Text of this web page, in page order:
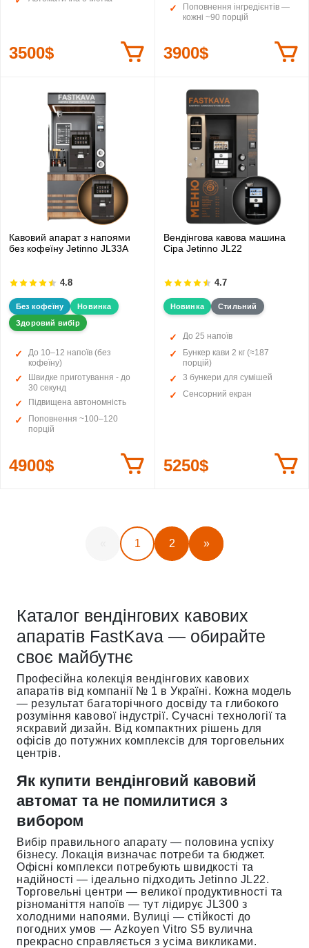
3500$
Поповнення інгредієнтів —
кожні ~90 порцій
3900$
Кавовий апарат з напоями
без кофеїну Jetinno JL33А
4.8
Без кофеїну
Новинка
Здоровий вибір
До 10–12 напоїв (без
кофеїну)
Швидке приготування - до
30 секунд
Підвищена автономність
Поповнення ~100–120
порцій
4900$
Вендінгова кавова машина
Сіра Jetinno JL22
4.7
Новинка Стильний
До 25 напоїв
Бункер кави 2 кг (≈187
порцій)
3 бункери для сумішей
Сенсорний екран
5250$
1 2 »
Каталог вендінгових кавових
апаратів FastKava — обирайте
своє майбутнє
Професійна колекція вендінгових кавових
апаратів від компанії № 1 в Україні. Кожна модель
— результат багаторічного досвіду та глибокого
розуміння кавової індустрії. Сучасні технології та
яскравий дизайн. Від компактних рішень для
офісів до потужних комплексів для торговельних
центрів.
Як купити вендінговий кавовий
автомат та не помилитися з
вибором
Вибір правильного апарату — половина успіху
бізнесу. Локація визначає потреби та бюджет.
Офісні комплекси потребують швидкості та
надійності — ідеально підходить Jetinno JL22.
Торговельні центри — великої продуктивності та
різноманіття напоїв — тут лідирує JL300 з
холодними напоями. Вулиці — стійкості до
погодних умов — Azkoyen Vitro S5 вулична
прекрасно справляється з усіма викликами.